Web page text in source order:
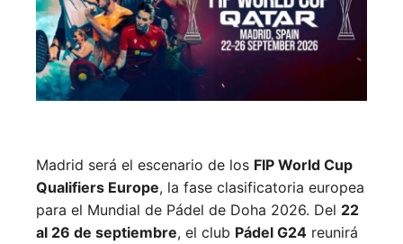
Madrid será el escenario de los FIP World Cup
Qualifiers Europe, la fase clasificatoria europea
para el Mundial de Pádel de Doha 2026. Del 22
al 26 de septiembre, el club Pádel G24 reunirá